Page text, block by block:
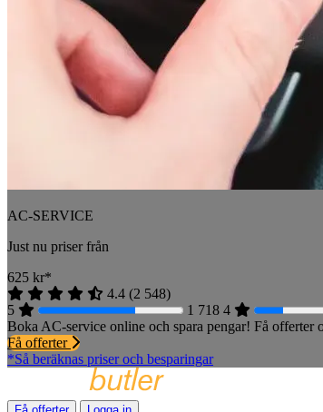
AC-SERVICE
Just nu priser från
625 kr*
4.4 (2 548)
5
1 718 4
Boka AC-service online och spara pengar! Få offerter
Få offerter
*Så beräknas priser och besparingar